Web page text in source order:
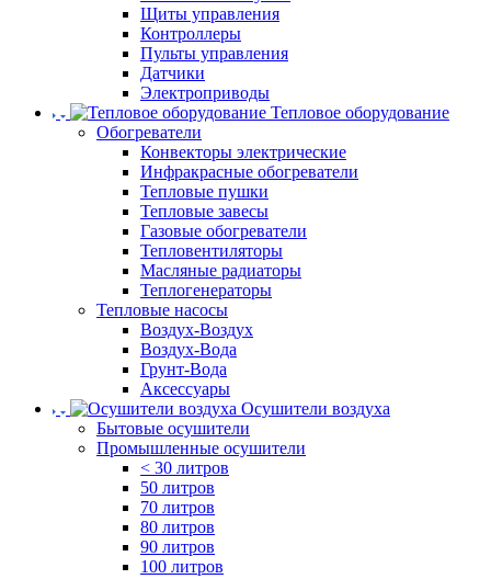
Щиты управления
Контроллеры
Пульты управления
Датчики
Электроприводы
Тепловое оборудование
Обогреватели
Конвекторы электрические
Инфракрасные обогреватели
Тепловые пушки
Тепловые завесы
Газовые обогреватели
Тепловентиляторы
Масляные радиаторы
Теплогенераторы
Тепловые насосы
Воздух-Воздух
Воздух-Вода
Грунт-Вода
Аксессуары
Осушители воздуха
Бытовые осушители
Промышленные осушители
< 30 литров
50 литров
70 литров
80 литров
90 литров
100 литров